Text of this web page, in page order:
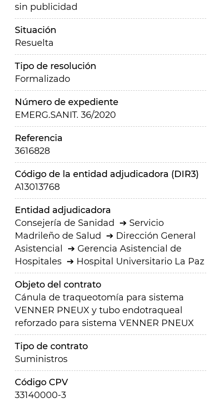
sin publicidad
Situación
Resuelta
Tipo de resolución
Formalizado
Número de expediente
EMERG.SANIT. 36/2020
Referencia
3616828
Código de la entidad adjudicadora (DIR3)
A13013768
Entidad adjudicadora
Consejería de Sanidad
Servicio
Madrileño de Salud
Dirección General
Asistencial
Gerencia Asistencial de
Hospitales
Hospital Universitario La Paz
Objeto del contrato
Cánula de traqueotomía para sistema
VENNER PNEUX y tubo endotraqueal
reforzado para sistema VENNER PNEUX
Tipo de contrato
Suministros
Código CPV
33140000-3